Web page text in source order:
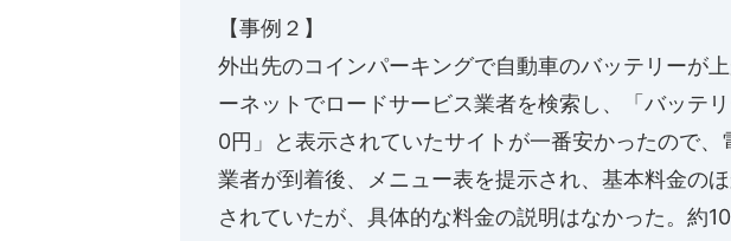
【事例２】
外出先のコインパーキングで自動車のバッテリーが
ーネットでロードサービス業者を検索し、「バッ
0円」と表示されていたサイトが一番安かったので、
業者が到着後、メニュー表を提示され、基本料金の
されていたが、具体的な料金の説明はなかった。約